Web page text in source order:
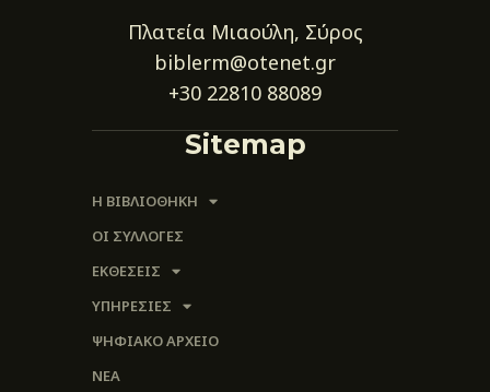
Πλατεία Μιαούλη, Σύρος
biblerm@otenet.gr
+30 22810 88089
Sitemap
Η ΒΙΒΛΙΟΘΗΚΗ
ΟΙ ΣΥΛΛΟΓΈΣ
ΕΚΘΕΣΕΙΣ
ΥΠΗΡΕΣΙΕΣ
ΨΗΦΙΑΚΌ ΑΡΧΕΊΟ
ΝΕΑ